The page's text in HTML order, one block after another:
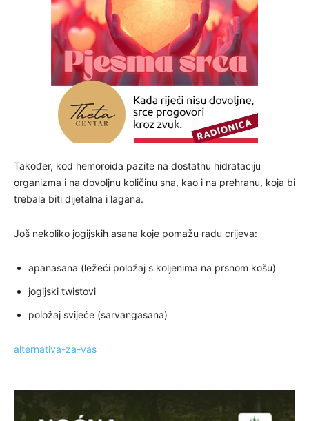
Također, kod hemoroida pazite na dostatnu hidrataciju
organizma i na dovoljnu količinu sna, kao i na prehranu, koja bi
trebala biti dijetalna i lagana.
Još nekoliko jogijskih asana koje pomažu radu crijeva:
apanasana (ležeći položaj s koljenima na prsnom košu)
jogijski twistovi
položaj svijeće (sarvangasana)
alternativa-za-vas